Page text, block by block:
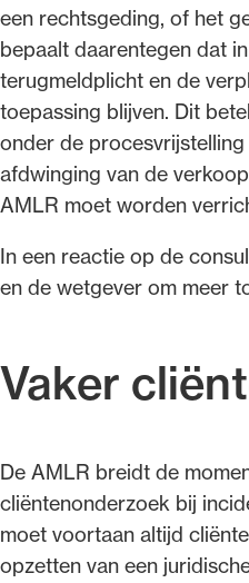
een rechtsgeding, of het
bepaalt daarentegen dat
terugmeldplicht en de
toepassing blijven. Dit
onder de
afdwinging van de
AMLR moet worden
In een reactie op de
en de wetgever om meer
Vaker
De AMLR breidt de
cliëntenonderzoek bij
moet voortaan altijd
opzetten van een